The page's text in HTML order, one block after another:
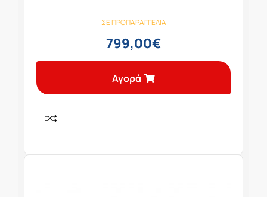
ΣΕ ΠΡΟΠΑΡΑΓΓΕΛΊΑ
799,00€
Αγορά